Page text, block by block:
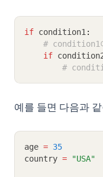
if condition1 :
# condition1
if
#
예를 들면 다음과
age = 35
country = "USA"